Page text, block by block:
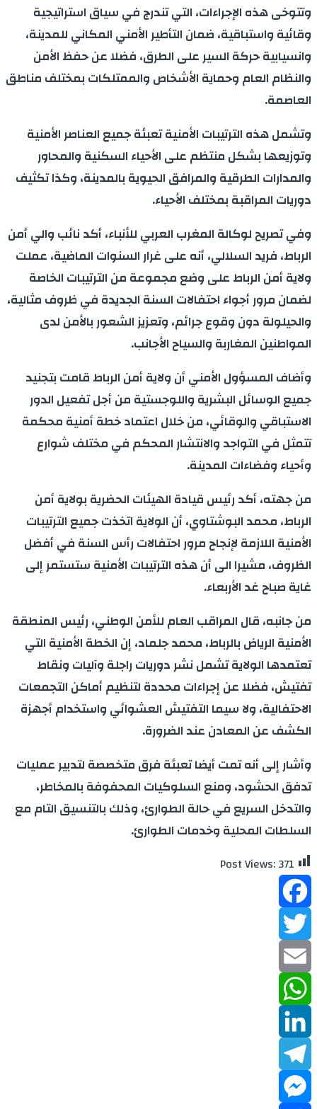
وتتوخى هذه الإجراءات، التي تندرج في سياق استراتيجية
وقائية واستباقية، ضمان التأطير الأمني المكاني للمدينة،
وانسيابية حركة السير على الطرق، فضلا عن حفظ الأمن
والنظام العام وحماية الأشخاص والممتلكات بمختلف مناطق
العاصمة.
وتشمل هذه الترتيبات الأمنية تعبئة جميع العناصر الأمنية
وتوزيعها بشكل منتظم على الأحياء السكنية والمحاور
والمدارات الطرقية والمرافق الحيوية بالمدينة، وكذا تكثيف
دوريات المراقبة بمختلف الأحياء.
وفي تصريح لوكالة المغرب العربي للأنباء، أكد نائب والي أمن
الرباط، فريد السلالي، أنه على غرار السنوات الماضية، عملت
ولاية أمن الرباط على وضع مجموعة من الترتيبات الخاصة
لضمان مرور أجواء احتفالات السنة الجديدة في ظروف مثالية،
والحيلولة دون وقوع جرائم، وتعزيز الشعور بالأمن لدى
المواطنين المغاربة والسياح الأجانب.
وأضاف المسؤول الأمني أن ولاية أمن الرباط قامت بتجنيد
جميع الوسائل البشرية واللوجستية من أجل تفعيل الدور
الاستباقي والوقائي، من خلال اعتماد خطة أمنية محكمة
تتمثل في التواجد والانتشار المحكم في مختلف شوارع
وأحياء وفضاءات المدينة.
من جهته، أكد رئيس قيادة الهيئات الحضرية بولاية أمن
الرباط، محمد البوشتاوي، أن الولاية اتخذت جميع الترتيبات
الأمنية اللازمة لإنجاح مرور احتفالات رأس السنة في أفضل
الظروف، مشيرا الى أن هذه الترتيبات الأمنية ستستمر إلى
غاية صباح غد الأربعاء.
من جانبه، قال المراقب العام للأمن الوطني، رئيس المنطقة
الأمنية الرياض بالرباط، محمد جلماد، إن الخطة الأمنية التي
تعتمدها الولاية تشمل نشر دوريات راجلة وآليات ونقاط
تفتيش، فضلا عن إجراءات محددة لتنظيم أماكن التجمعات
الاحتفالية، ولا سيما التفتيش العشوائي واستخدام أجهزة
الكشف عن المعادن عند الضرورة.
وأشار إلى أنه تمت أيضا تعبئة فرق متخصصة لتدبير عمليات
تدفق الحشود، ومنع السلوكيات المحفوفة بالمخاطر،
والتدخل السريع في حالة الطوارئ، وذلك بالتنسيق التام مع
السلطات المحلية وخدمات الطوارئ.
Post Views:371
Facebook
Twitter
Email
WhatsApp
LinkedIn
Telegram